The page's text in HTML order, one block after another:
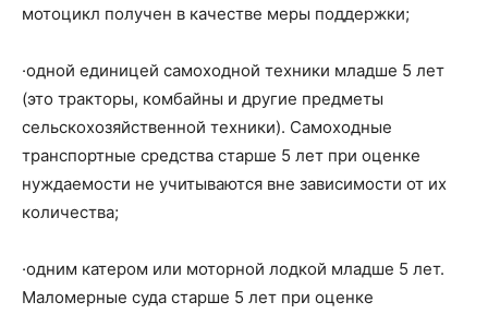
мотоцикл получен в качестве меры поддержки;
·одной единицей самоходной техники младше 5 лет
(это тракторы, комбайны и другие предметы
сельскохозяйственной техники). Самоходные
транспортные средства старше 5 лет при оценке
нуждаемости не учитываются вне зависимости от их
количества;
·одним катером или моторной лодкой младше 5 лет.
Маломерные суда старше 5 лет при оценке